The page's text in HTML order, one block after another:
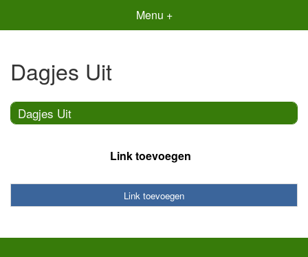
Menu +
Dagjes Uit
Dagjes Uit
Link toevoegen
Link toevoegen